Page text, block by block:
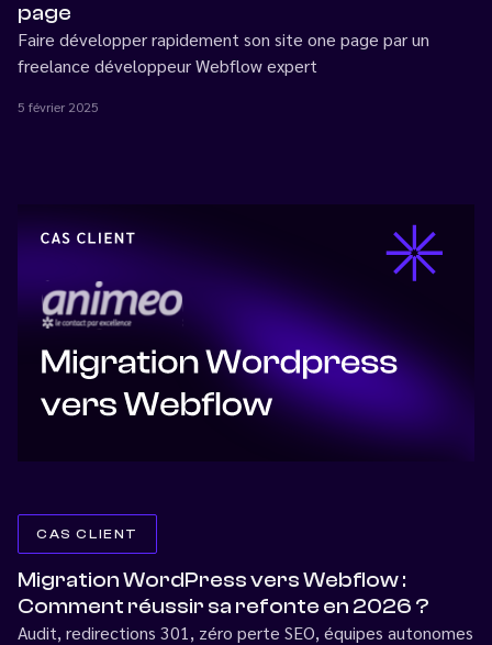
page
Faire développer rapidement son site one page par un
freelance développeur Webflow expert
5 février 2025
CAS CLIENT
Migration WordPress vers Webflow :
Comment réussir sa refonte en 2026 ?
Audit, redirections 301, zéro perte SEO, équipes autonomes